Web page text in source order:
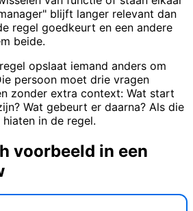
blijft langer relevant dan
regel goedkeurt en een andere
beide.
opslaat iemand anders om
persoon moet drie vragen
zonder extra context: Wat start
Wat gebeurt er daarna? Als die
in de regel.
voorbeeld in een